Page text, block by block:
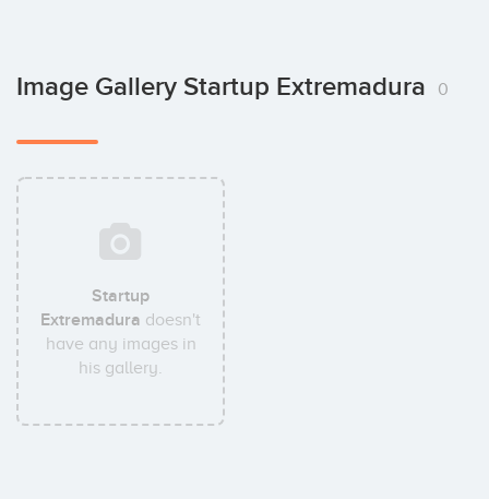
Image Gallery Startup Extremadura 0
Startup
Extremadura doesn't
have any images in
his gallery.